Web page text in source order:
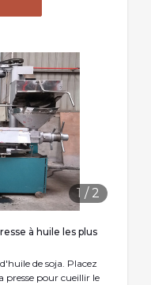
1 / 2
à huile les plus
de soja. Placez
presse pour cueillir le